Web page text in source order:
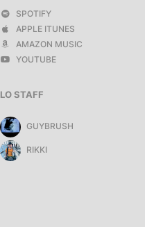
SPOTIFY
APPLE ITUNES
AMAZON MUSIC
YOUTUBE
LO STAFF
GUYBRUSH
RIKKI